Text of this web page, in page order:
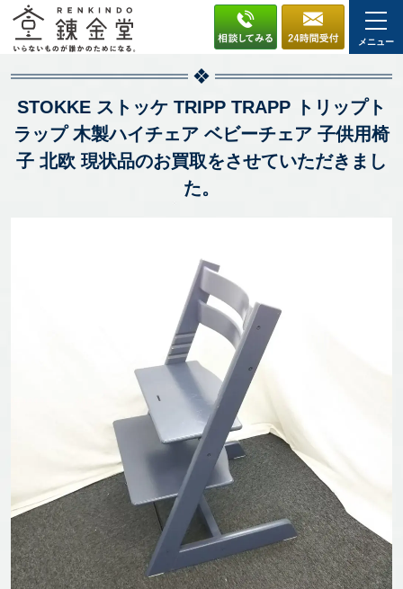
メニュー
STOKKE ストッケ TRIPP TRAPP トリップト
ラップ 木製ハイチェア ベビーチェア 子供用椅
子 北欧 現状品のお買取をさせていただきまし
た。